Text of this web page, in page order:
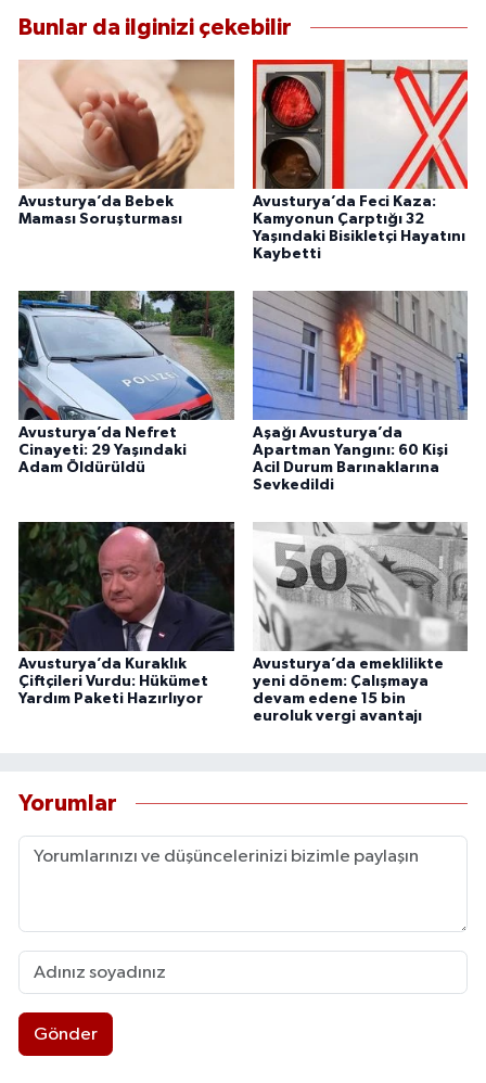
Bunlar da ilginizi çekebilir
Avusturya’da Bebek
Maması Soruşturması
Avusturya’da Feci Kaza:
Kamyonun Çarptığı 32
Yaşındaki Bisikletçi Hayatını
Kaybetti
Avusturya’da Nefret
Cinayeti: 29 Yaşındaki
Adam Öldürüldü
Aşağı Avusturya’da
Apartman Yangını: 60 Kişi
Acil Durum Barınaklarına
Sevkedildi
Avusturya’da Kuraklık
Çiftçileri Vurdu: Hükümet
Yardım Paketi Hazırlıyor
Avusturya’da emeklilikte
yeni dönem: Çalışmaya
devam edene 15 bin
euroluk vergi avantajı
Yorumlar
Gönder